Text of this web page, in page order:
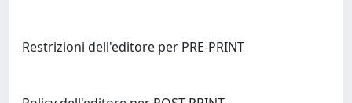
Restrizioni dell'editore per PRE-PRINT